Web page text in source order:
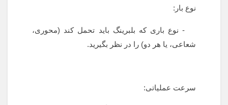
نوع بار:
- نوع باری که بلبرینگ باید تحمل کند (محوری،
شعاعی، یا هر دو) را در نظر بگیرید.
سرعت عملیاتی: